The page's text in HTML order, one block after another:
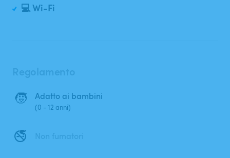
💻 Wi-Fi
🧒 Adatto ai bambini
(0 - 12 anni)
🚭